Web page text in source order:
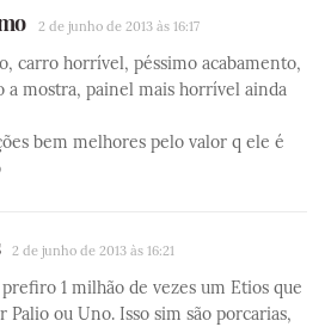
2 de junho de 2013 às 16:17
carro horrível, péssimo acabamento,
a mostra, painel mais horrível ainda
bem melhores pelo valor q ele é
2 de junho de 2013 às 16:21
prefiro 1 milhão de vezes um Etios que
Palio ou Uno. Isso sim são porcarias,